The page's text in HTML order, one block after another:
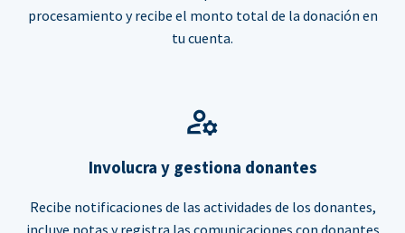
procesamiento y recibe el monto total de la donación en
tu cuenta.
Involucra y gestiona donantes
Recibe notificaciones de las actividades de los donantes,